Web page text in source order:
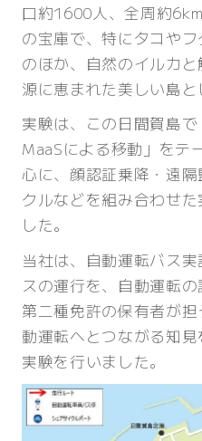
口約1600人、全周約
の宝庫で、特にタコや
のほか、自然のイルカ
源に恵まれた美しい島と
実験は、この日間賀島
MaaSによる移動」をテ
心に、顔認証乗降・遠
クルなどを組み合わせ
した。
当社は、自動運転バス
スの運行を、自動運転
第二種免許の保有者が
動運転へとつながる知
実験を行いました。